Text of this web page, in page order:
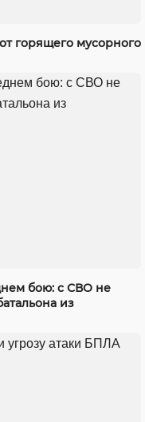
горящего мусорного
бою: с СВО не
из